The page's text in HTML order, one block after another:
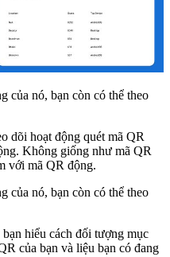
của nó, bạn còn có thể theo
dõi hoạt động quét mã QR
Không giống như mã QR
với mã QR động.
của nó, bạn còn có thể theo
hiểu cách đối tượng mục
của bạn và liệu bạn có đang